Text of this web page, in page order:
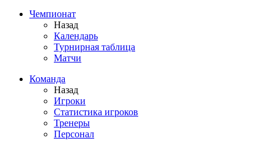
Чемпионат
Назад
Календарь
Турнирная таблица
Матчи
Команда
Назад
Игроки
Статистика игроков
Тренеры
Персонал